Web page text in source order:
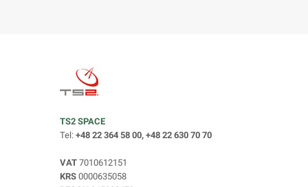
TS2 SPACE
Tel: +48 22 364 58 00, +48 22 630 70 70
VAT 7010612151
KRS 0000635058